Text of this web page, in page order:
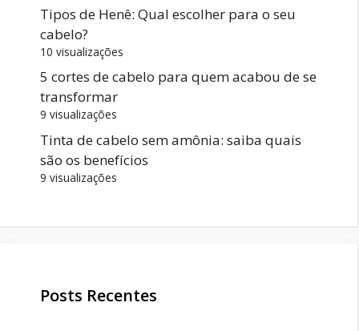
Tipos de Henê: Qual escolher para o seu
cabelo?
10 visualizações
5 cortes de cabelo para quem acabou de se
transformar
9 visualizações
Tinta de cabelo sem amônia: saiba quais
são os benefícios
9 visualizações
Posts Recentes